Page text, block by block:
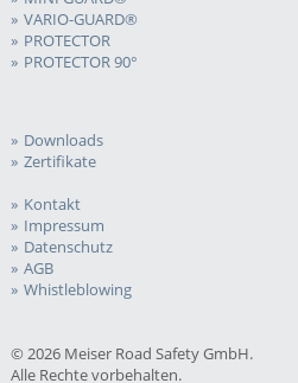
VARIO-GUARD®
PROTECTOR
PROTECTOR 90°
Downloads
Zertifikate
Kontakt
Impressum
Datenschutz
AGB
Whistleblowing
© 2026 Meiser Road Safety GmbH.
Alle Rechte vorbehalten.